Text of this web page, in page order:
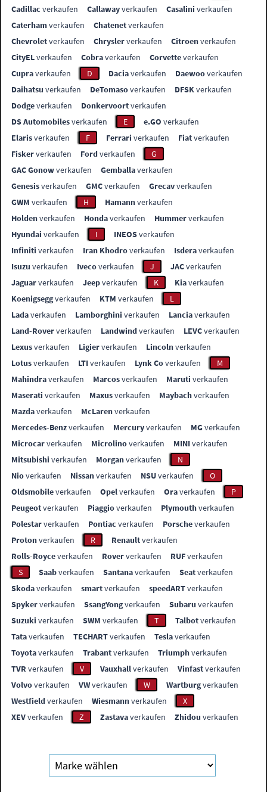
Cadillac verkaufen Callawayverkaufen Casalini verkaufen
Caterhamverkaufen Chatenetverkaufen
Chevroletverkaufen Chryslerverkaufen Citroenverkaufen
CityELverkaufen Cobraverkaufen Corvetteverkaufen
Cupraverkaufen D Daciaverkaufen Daewooverkaufen
Daihatsu verkaufen DeTomasoverkaufen DFSKverkaufen
Dodgeverkaufen Donkervoortverkaufen
DS Automobilesverkaufen E e.GO verkaufen
Elarisverkaufen F Ferrari verkaufen Fiatverkaufen
Fiskerverkaufen Fordverkaufen
G
GAC Gonowverkaufen Gemballaverkaufen
Genesisverkaufen GMCverkaufen Grecavverkaufen
GWM verkaufen H Hamannverkaufen
Holdenverkaufen Hondaverkaufen Hummerverkaufen
Hyundai verkaufen I INEOSverkaufen
Infiniti verkaufen Iran Khodroverkaufen Isderaverkaufen
Isuzu verkaufen Ivecoverkaufen J JACverkaufen
Jaguarverkaufen Jeepverkaufen K Kiaverkaufen
Koenigseggverkaufen KTM verkaufen
L
Ladaverkaufen Lamborghini verkaufen Lanciaverkaufen
Land-Roververkaufen Landwindverkaufen LEVCverkaufen
Lexusverkaufen Ligierverkaufen Lincolnverkaufen
Lotusverkaufen LTIverkaufen Lynk Coverkaufen
M
Mahindraverkaufen Marcosverkaufen Maruti verkaufen
Maserati verkaufen Maxusverkaufen Maybachverkaufen
Mazdaverkaufen McLarenverkaufen
Mercedes-Benzverkaufen Mercuryverkaufen MGverkaufen
Microcarverkaufen Microlinoverkaufen MINIverkaufen
Mitsubishi verkaufen Morganverkaufen
N
Nioverkaufen Nissanverkaufen NSUverkaufen
O
Oldsmobileverkaufen Opelverkaufen Oraverkaufen
P
Peugeotverkaufen Piaggioverkaufen Plymouthverkaufen
Polestarverkaufen Pontiac verkaufen Porscheverkaufen
Protonverkaufen R Renaultverkaufen
Rolls-Royceverkaufen Roververkaufen RUFverkaufen
S
Saabverkaufen Santanaverkaufen Seatverkaufen
Skodaverkaufen smartverkaufen speedARTverkaufen
Spykerverkaufen SsangYongverkaufen Subaru verkaufen
Suzuki verkaufen SWM verkaufen T Talbotverkaufen
Tataverkaufen TECHARTverkaufen Teslaverkaufen
Toyotaverkaufen Trabantverkaufen Triumphverkaufen
TVR verkaufen V Vauxhallverkaufen Vinfastverkaufen
Volvoverkaufen VWverkaufen W Wartburgverkaufen
Westfieldverkaufen Wiesmannverkaufen
X
XEVverkaufen Z Zastavaverkaufen Zhidou verkaufen